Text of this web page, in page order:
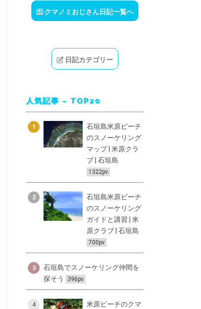
クマノミおじさん日記一覧へ
日記カテゴリー
人気記事 – TOP20
1
石垣島米原ビーチ
のスノーケリング
マップ | 米原クラ
ブ | 石垣島
1322pv
2
石垣島米原ビーチ
のスノーケリング
ガイドと講習 | 米
原クラブ | 石垣島
700pv
3
石垣島でスノーケリング仲間を
探そう
396pv
4
米原ビーチのクマ